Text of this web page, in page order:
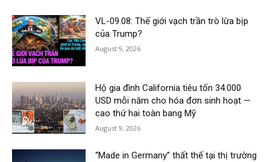
VL-09.08: Thế giới vạch trần trò lừa bịp
của Trump?
August 9, 2026
Hộ gia đình California tiêu tốn 34.000
USD mỗi năm cho hóa đơn sinh hoạt —
cao thứ hai toàn bang Mỹ
August 9, 2026
“Made in Germany” thất thế tại thị trường